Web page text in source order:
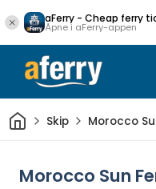
aFerry - Cheap ferry
Åpne i aFerry-appen
HjemSkip Morocco
Morocco Sun